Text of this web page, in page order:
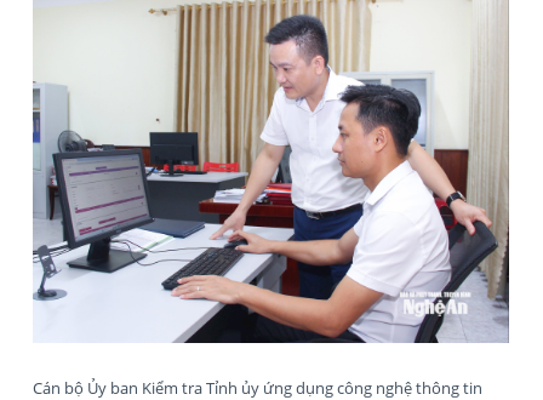
Cán bộ Ủy ban Kiểm tra Tỉnh ủy ứng dụng công nghệ thông tin